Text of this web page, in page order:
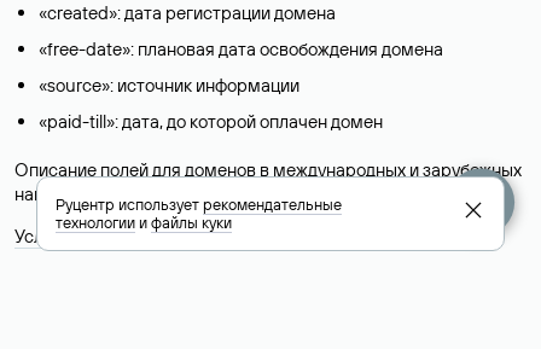
«created»: дата регистрации домена
«free-date»: плановая дата освобождения домена
«source»: источник информации
«paid-till»: дата, до которой оплачен домен
Описание полей для доменов в международных и зарубежных
национальных доменах представлены в разделе «
».
Условия использования Whois-сервиса
Руцентр используетрекомендательные
технологииифайлы куки